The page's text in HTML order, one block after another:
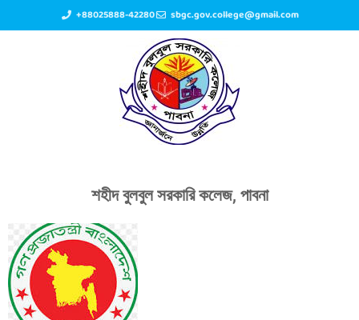
+88025888-42280 sbgc.gov.college@gmail.com
শহীদ বুলবুল সরকারি কলেজ, পাবনা